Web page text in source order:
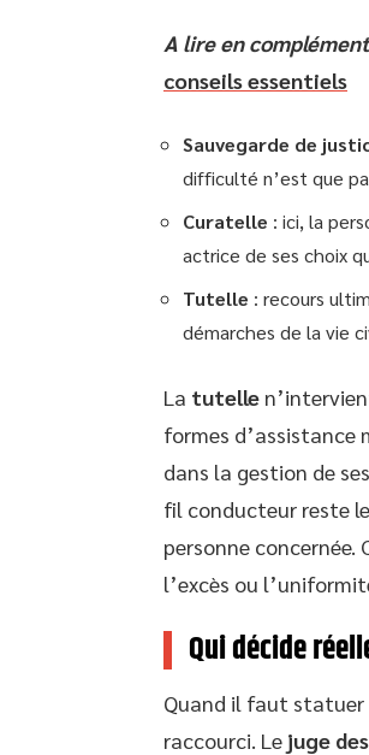
A lire en
conseils essentiels
Sauvegarde de
difficulté n’est que
Curatelle : ici, la
actrice de ses choix
Tutelle : recours
démarches de la vie
La tutelle
formes d’assistance
dans la gestion de
fil conducteur reste
personne
l’excès ou
Qui décide
Quand il faut statuer
raccourci. Le juge